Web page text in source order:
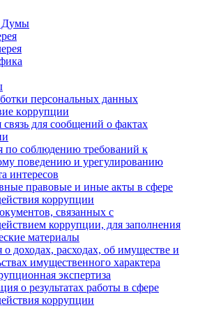
Думы
персональных данных
кoрpупции
связь для сообщений о фактах
по соблюдению требований к
поведению и урегулированию
интересов
правовые и иные акты в сфере
коррупции
связанных с
коррупции, для заполнения
материалы
о доходах, расходах, об имуществе и
имущественного характера
экспертиза
о результатах работы в сфере
коррупции